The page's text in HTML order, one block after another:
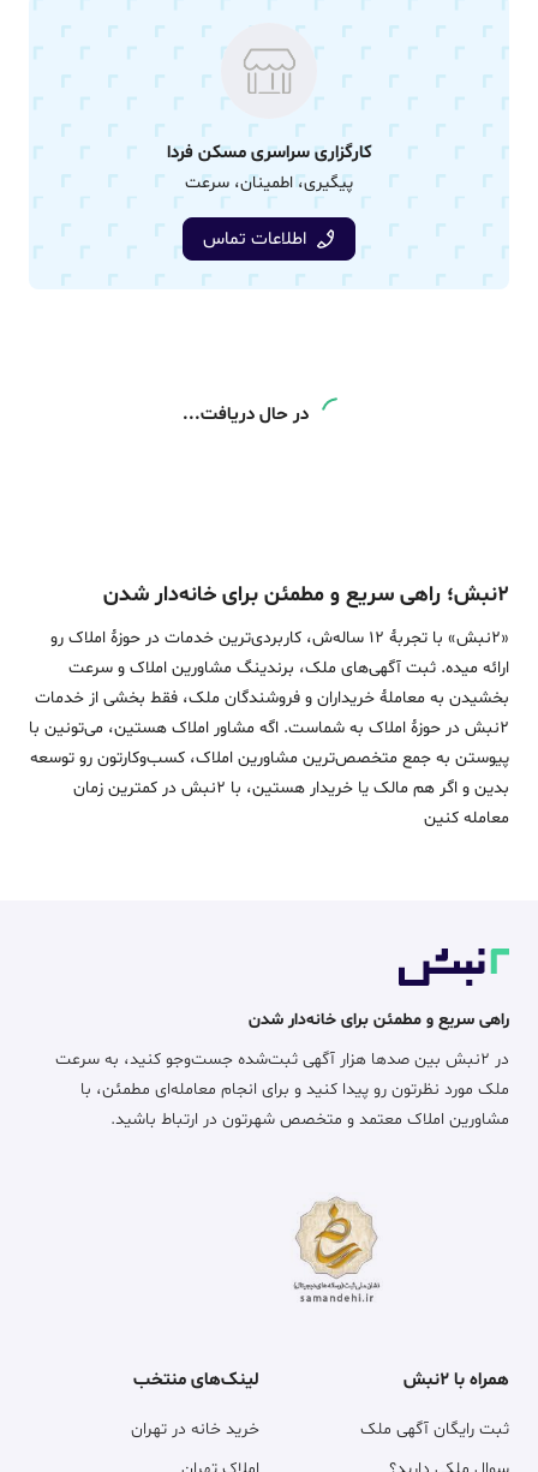
کارگزاری سراسری مسکن فردا
پیگیری، اطمینان، سرعت
اطلاعات تماس
در حال دریافت...
۲نبش؛ راهی سریع و مطمئن برای خانه‌دار شدن
«2نبش» با تجربۀ 12 ساله‌ش، کاربردی‌ترین خدمات در حوزۀ املاک رو
ارائه میده. ثبت آگهی‌های ملک، برندینگ مشاورین املاک و سرعت
بخشیدن به معاملۀ خریداران و فروشندگان ملک، فقط بخشی از خدمات
2نبش در حوزۀ املاک به شماست. اگه مشاور املاک هستین، می‌تونین با
پیوستن به جمع متخصص‌ترین مشاورین املاک، کسب‌وکارتون رو توسعه
بدین و اگر هم مالک یا خریدار هستین، با 2نبش در کمترین زمان
معامله‌ کنین
راهی سریع و مطمئن برای خانه‌دار شدن
در ۲نبش بین صدها هزار آگهی ثبت‌شده جست‌وجو کنید، به سرعت
ملک مورد نظرتون رو پیدا کنید و برای انجام معامله‌ای مطمئن، با
مشاورین املاک معتمد و متخصص شهرتون در ارتباط باشید.
همراه با ۲نبش
ثبت رایگان آگهی ملک
لینک‌های منتخب
خرید خانه در تهران